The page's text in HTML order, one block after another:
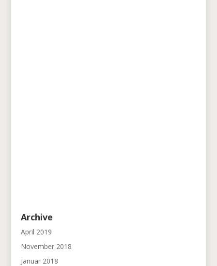
Archive
April 2019
November 2018
Januar 2018